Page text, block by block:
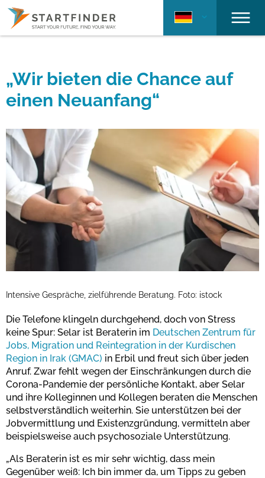
„Wir bieten die Chance auf
einen Neuanfang“
Intensive Gespräche, zielführende Beratung. Foto: istock
Die Telefone klingeln durchgehend, doch von Stress
keine Spur: Selar ist Beraterin im Deutschen Zentrum für
Jobs, Migration und Reintegration in der Kurdischen
Region in Irak (GMAC) in Erbil und freut sich über jeden
Anruf. Zwar fehlt wegen der Einschränkungen durch die
Corona-Pandemie der persönliche Kontakt, aber Selar
und ihre Kolleginnen und Kollegen beraten die Menschen
selbstverständlich weiterhin. Sie unterstützen bei der
Jobvermittlung und Existenzgründung, vermitteln aber
beispielsweise auch psychosoziale Unterstützung.
„Als Beraterin ist es mir sehr wichtig, dass mein
Gegenüber weiß: Ich bin immer da, um Tipps zu geben